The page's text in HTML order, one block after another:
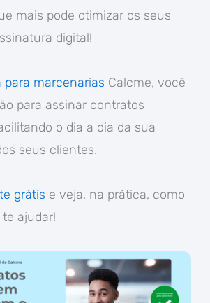
mais pode otimizar os seus
digital!
para marcenarias Calcme, você
para assinar contratos
o dia a dia da sua
seus clientes.
grátis e veja, na prática, como
ajudar!